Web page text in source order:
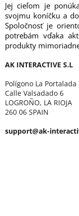
Jej cieľom je
svojmu koníčku a
Spoločnosť je
potrebám vďaka
produkty
AK INTERACTIVE S.L
Polígono La Portalada
Calle Valsadado 6
LOGROÑO, LA RIOJA
260 06 SPAIN
support@ak-